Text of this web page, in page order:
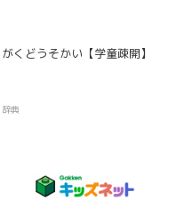
がくどうそかい【学童疎開】
辞典